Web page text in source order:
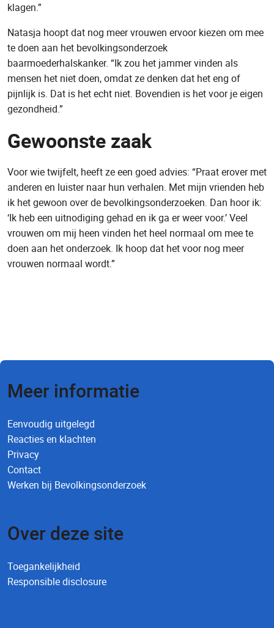
klagen.”
Natasja hoopt dat nog meer vrouwen ervoor kiezen om mee
te doen aan het bevolkingsonderzoek
baarmoederhalskanker. “Ik zou het jammer vinden als
mensen het niet doen, omdat ze denken dat het eng of
pijnlijk is. Dat is het echt niet. Bovendien is het voor je eigen
gezondheid.”
Gewoonste zaak
Voor wie twijfelt, heeft ze een goed advies: “Praat erover met
anderen en luister naar hun verhalen. Met mijn vrienden heb
ik het gewoon over de bevolkingsonderzoeken. Dan hoor ik:
‘Ik heb een uitnodiging gehad en ik ga er weer voor.’ Veel
vrouwen om mij heen vinden het heel normaal om mee te
doen aan het onderzoek. Ik hoop dat het voor nog meer
vrouwen normaal wordt.”
Meer informatie
Eenvoudig uitgelegd
Reacties en klachten
Privacy
Contact
Werken bij Bevolkingsonderzoek
Over deze site
Toegankelijkheid
Responsible disclosure